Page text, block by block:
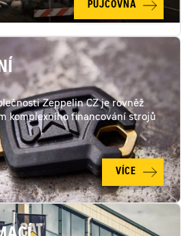
PŮJČOVNA
Zeppelin CZ je rovněž
komplexního financování strojů
VÍCE